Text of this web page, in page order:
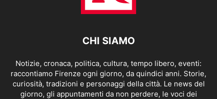
CHI SIAMO
Notizie, cronaca, politica, cultura, tempo libero, eventi:
raccontiamo Firenze ogni giorno, da quindici anni. Storie,
curiosità, tradizioni e personaggi della città. Le news del
giorno, gli appuntamenti da non perdere, le voci dei